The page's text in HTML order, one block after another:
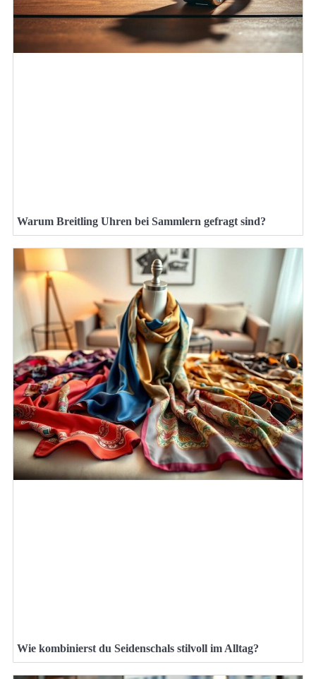
Warum Breitling Uhren bei Sammlern gefragt sind?
Wie kombinierst du Seidenschals stilvoll im Alltag?